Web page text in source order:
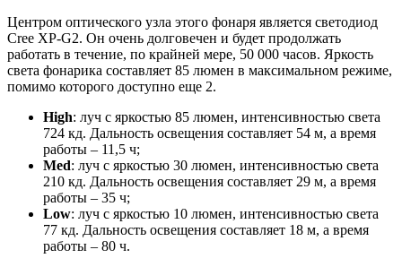
Центром оптического узла этого фонаря является светодиод
Cree XP-G2. Он очень долговечен и будет продолжать
работать в течение, по крайней мере, 50 000 часов. Яркость
света фонарика составляет 85 люмен в максимальном режиме,
помимо которого доступно еще 2.
High: луч с яркостью 85 люмен, интенсивностью cвета
724 кд. Дальность освещения составляет 54 м, а время
работы – 11,5 ч;
Med: луч с яркостью 30 люмен, интенсивностью cвета
210 кд. Дальность освещения составляет 29 м, а время
работы – 35 ч;
Low: луч с яркостью 10 люмен, интенсивностью cвета
77 кд. Дальность освещения составляет 18 м, а время
работы – 80 ч.